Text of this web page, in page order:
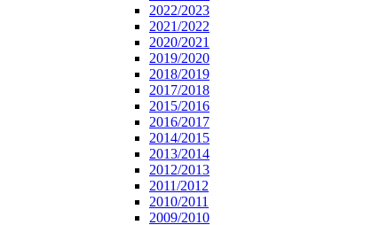
2022/2023
2021/2022
2020/2021
2019/2020
2018/2019
2017/2018
2015/2016
2016/2017
2014/2015
2013/2014
2012/2013
2011/2012
2010/2011
2009/2010